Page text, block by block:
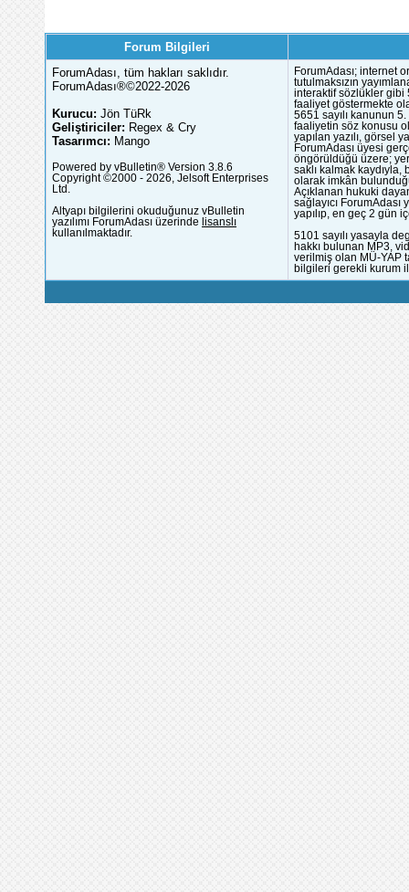
Forum Bilgileri
ForumAdası, tüm hakları saklıdır.
ForumAdası®©2022-2026
Kurucu: Jön TüRk
Geliştiriciler: Regex & Cry
Tasarımcı: Mango
Powered by vBulletin® Version 3.8.6
Copyright ©2000 - 2026, Jelsoft Enterprises
Ltd.
Altyapı bilgilerini okuduğunuz vBulletin
yazılımı ForumAdası üzerinde lisanslı
kullanılmaktadır.
ForumAdası; internet
tutulmaksızın
interaktif sözlükler gibi
faaliyet göstermekte
5651 sayılı kanunun
faaliyetin söz konusu
yapılan yazılı, görsel
ForumAdası üyesi
öngörüldüğü üzere;
saklı kalmak
olarak imkân
Açıklanan hukuki
sağlayıcı
yapılıp, en geç 2 gün
5101 sayılı yasayla
hakkı bulunan MP3,
verilmiş olan MÜ-YAP
bilgileri gerekli kurum